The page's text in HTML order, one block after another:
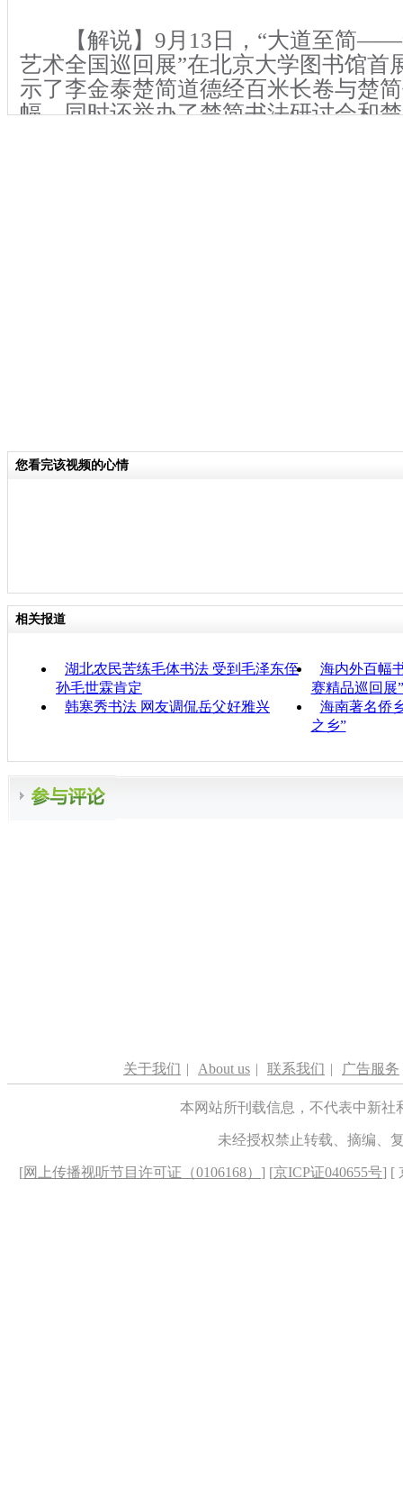
【解说】9月13日，“大道至简——
艺术全国巡回展”在北京大学图书馆首
示了李金泰楚简道德经百米长卷与楚
幅。同时还举办了楚简书法研讨会和
您看完该视频的心情
相关报道
湖北农民苦练毛体书法 受到毛泽东侄
孙毛世霖肯定
海内外百幅
赛精品巡回展”
韩寒秀书法 网友调侃岳父好雅兴
海南著名侨
之乡”
关于我们 | About us | 联系我们 | 广告服务
本网站所刊载信息，不代表中新
未经授权禁止转载、摘编、
[网上传播视听节目许可证（0106168） ] [京ICP证040655号] [